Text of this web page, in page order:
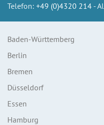
Telefon: +49 (0)4320 214 -
Baden-Württemberg
Berlin
Bremen
Düsseldorf
Essen
Hamburg